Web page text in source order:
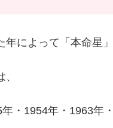
によって「本命星
・1954年・1963年